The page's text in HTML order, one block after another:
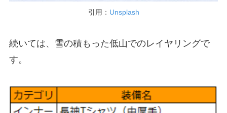
引用： Unsplash
続いては、雪の積もった低山でのレイヤリングで
す。